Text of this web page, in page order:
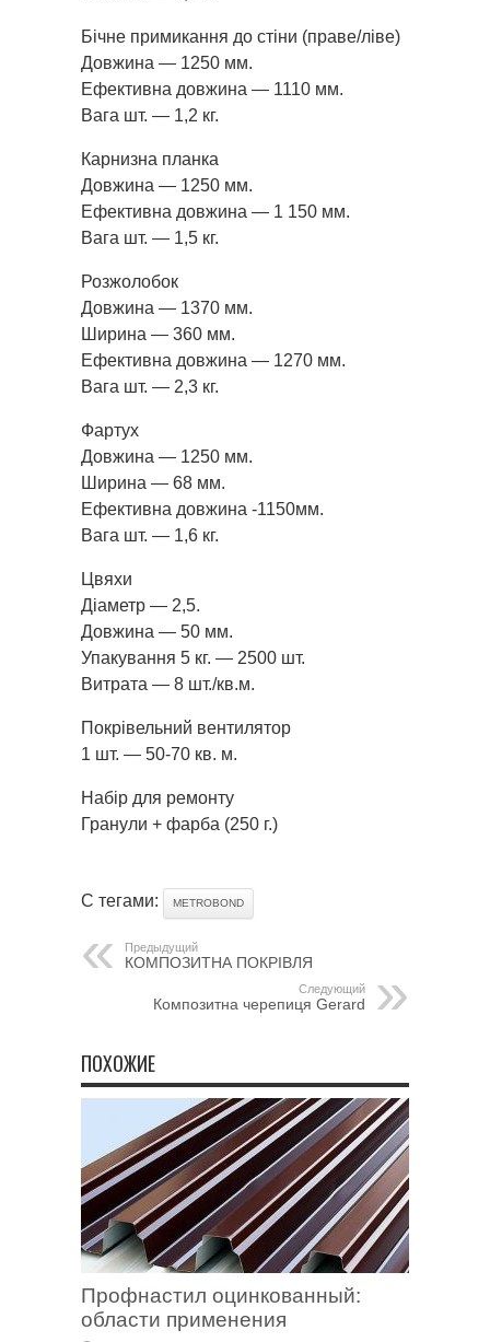
Бічне примикання до стіни (праве/ліве)
Довжина — 1250 мм.
Ефективна довжина — 1110 мм.
Вага шт. — 1,2 кг.
Карнизна планка
Довжина — 1250 мм.
Ефективна довжина — 1 150 мм.
Вага шт. — 1,5 кг.
Розжолобок
Довжина — 1370 мм.
Ширина — 360 мм.
Ефективна довжина — 1270 мм.
Вага шт. — 2,3 кг.
Фартух
Довжина — 1250 мм.
Ширина — 68 мм.
Ефективна довжина -1150мм.
Вага шт. — 1,6 кг.
Цвяхи
Діаметр — 2,5.
Довжина — 50 мм.
Упакування 5 кг. — 2500 шт.
Витрата — 8 шт./кв.м.
Покрівельний вентилятор
1 шт. — 50-70 кв. м.
Набір для ремонту
Гранули + фарба (250 г.)
С тегами: METROBOND
Предыдущий
КОМПОЗИТНА ПОКРІВЛЯ
Следующий
Композитна черепиця Gerard
ПОХОЖИЕ
Профнастил оцинкованный:
области применения